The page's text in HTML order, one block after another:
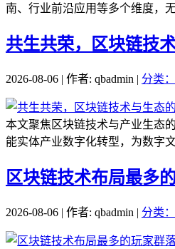
南、行业前沿应用等多个维度，
共生共荣，区块链技
2026-08-06 | 作者: qbadmin | 分类
本文聚焦区块链技术与产业生态
能实体产业数字化转型，为数字
区块链技术布局最多
2026-08-06 | 作者: qbadmin | 分类